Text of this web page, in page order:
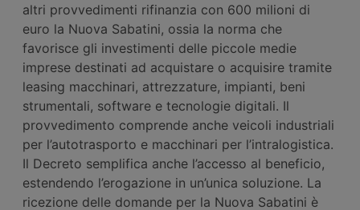
altri provvedimenti rifinanzia con 600 milioni di
euro la Nuova Sabatini, ossia la norma che
favorisce gli investimenti delle piccole medie
imprese destinati ad acquistare o acquisire tramite
leasing macchinari, attrezzature, impianti, beni
strumentali, software e tecnologie digitali. Il
provvedimento comprende anche veicoli industriali
per l’autotrasporto e macchinari per l’intralogistica.
Il Decreto semplifica anche l’accesso al beneficio,
estendendo l’erogazione in un’unica soluzione. La
ricezione delle domande per la Nuova Sabatini è